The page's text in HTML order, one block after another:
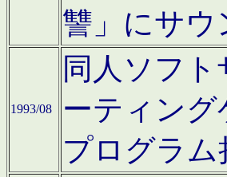
讐」にサウ
1993/08
同人ソフト
ーティン
プログラ